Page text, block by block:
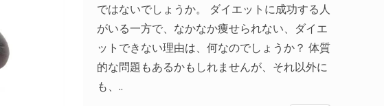
ではないでしょうか。 ダイエットに成功する人
がいる一方で、なかなか痩せられない、ダイエ
ットできない理由は、何なのでしょうか？ 体質
的な問題もあるかもしれませんが、それ以外に
も、..